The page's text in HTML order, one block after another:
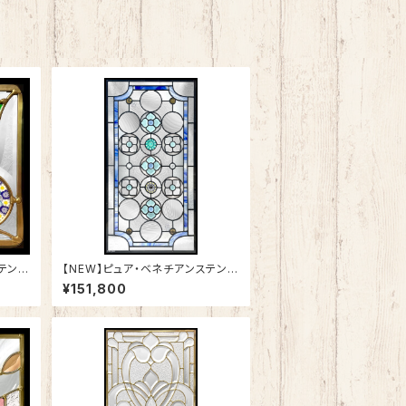
ンド
【NEW】ピュア・ベネチアンステンド
グラスSH-VA03
¥151,800